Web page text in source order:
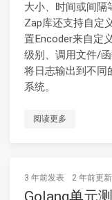
大小、时间或间隔
Zap库还支持自定
置Encoder来自定
级别、调用文件/
将日志输出到不同
系统。
阅读更多
3 年前发表 2 年前更新
Golang单元